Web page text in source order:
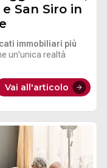
San Siro in
immobiliari più
un'unica realtà
Vai all'articolo